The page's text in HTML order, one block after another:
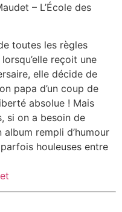
– L’École des
toutes les règles
reçoit une
elle décide de
papa d’un coup de
absolue ! Mais
si on a besoin de
rempli d’humour
houleuses entre